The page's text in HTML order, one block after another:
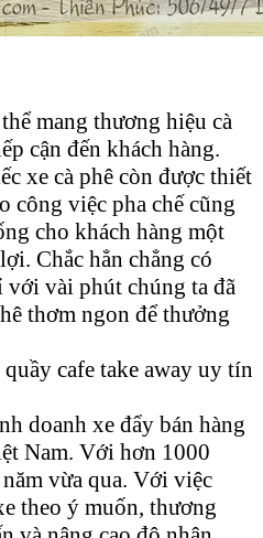
mang thương hiệu cà
cận đến khách hàng.
xe cà phê còn được thiết
công việc pha chế cũng
cho khách hàng một
Chắc hẳn chẳng có
vài phút chúng ta đã
thơm ngon để thưởng
cafe take away uy tín
doanh xe đẩy bán hàng
Nam. Với hơn 1000
vừa qua. Với việc
theo ý muốn, thương